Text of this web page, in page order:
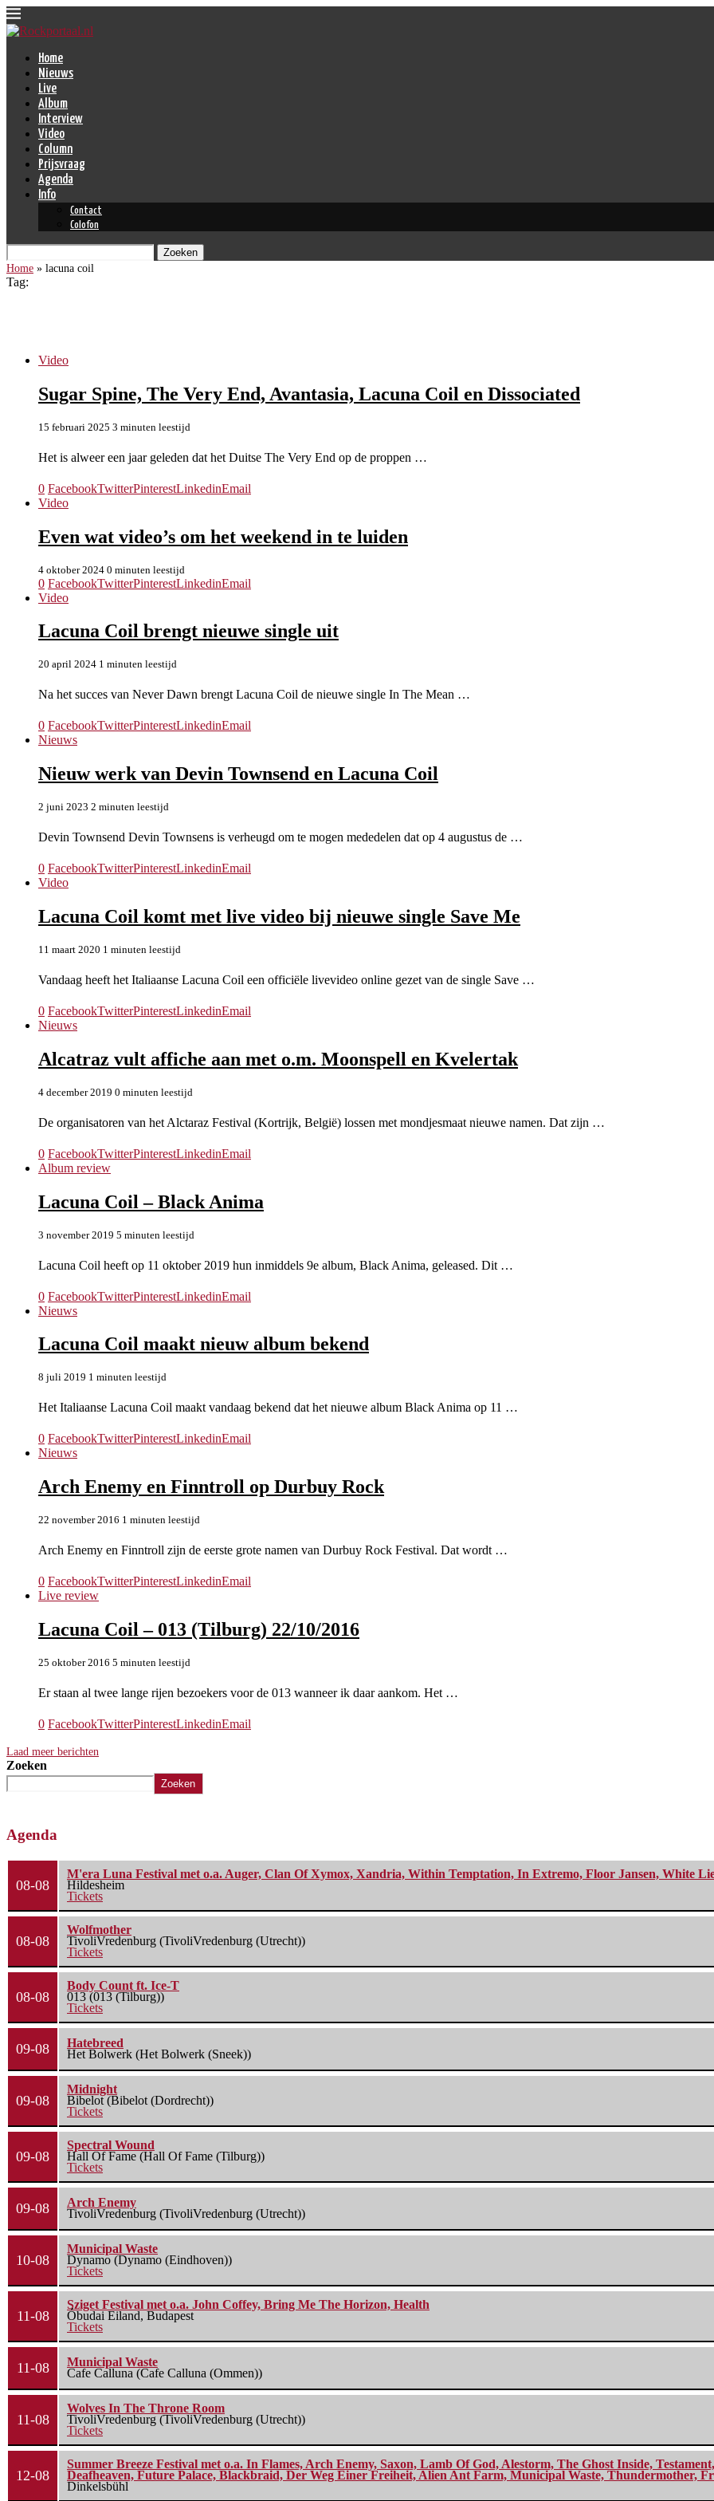
Home
Nieuws
Live
Album
Interview
Video
Column
Prijsvraag
Agenda
Info
Contact
Colofon
Zoeken
Home » lacuna coil
Tag:
Video
Sugar Spine, The Very End, Avantasia, Lacuna Coil en Dissociated
15 februari 2025 3 minuten leestijd
Het is alweer een jaar geleden dat het Duitse The Very End op de proppen …
0 FacebookTwitterPinterestLinkedinEmail
Video
Even wat video’s om het weekend in te luiden
4 oktober 2024 0 minuten leestijd
0 FacebookTwitterPinterestLinkedinEmail
Video
Lacuna Coil brengt nieuwe single uit
20 april 2024 1 minuten leestijd
Na het succes van Never Dawn brengt Lacuna Coil de nieuwe single In The Mean …
0 FacebookTwitterPinterestLinkedinEmail
Nieuws
Nieuw werk van Devin Townsend en Lacuna Coil
2 juni 2023 2 minuten leestijd
Devin Townsend Devin Townsens is verheugd om te mogen mededelen dat op 4 augustus de …
0 FacebookTwitterPinterestLinkedinEmail
Video
Lacuna Coil komt met live video bij nieuwe single Save Me
11 maart 2020 1 minuten leestijd
Vandaag heeft het Italiaanse Lacuna Coil een officiële livevideo online gezet van de single Save …
0 FacebookTwitterPinterestLinkedinEmail
Nieuws
Alcatraz vult affiche aan met o.m. Moonspell en Kvelertak
4 december 2019 0 minuten leestijd
De organisatoren van het Alctaraz Festival (Kortrijk, België) lossen met mondjesmaat nieuwe namen. Dat zijn …
0 FacebookTwitterPinterestLinkedinEmail
Album review
Lacuna Coil – Black Anima
3 november 2019 5 minuten leestijd
Lacuna Coil heeft op 11 oktober 2019 hun inmiddels 9e album, Black Anima, geleased. Dit …
0 FacebookTwitterPinterestLinkedinEmail
Nieuws
Lacuna Coil maakt nieuw album bekend
8 juli 2019 1 minuten leestijd
Het Italiaanse Lacuna Coil maakt vandaag bekend dat het nieuwe album Black Anima op 11 …
0 FacebookTwitterPinterestLinkedinEmail
Nieuws
Arch Enemy en Finntroll op Durbuy Rock
22 november 2016 1 minuten leestijd
Arch Enemy en Finntroll zijn de eerste grote namen van Durbuy Rock Festival. Dat wordt …
0 FacebookTwitterPinterestLinkedinEmail
Live review
Lacuna Coil – 013 (Tilburg) 22/10/2016
25 oktober 2016 5 minuten leestijd
Er staan al twee lange rijen bezoekers voor de 013 wanneer ik daar aankom. Het …
0 FacebookTwitterPinterestLinkedinEmail
Laad meer berichten
Zoeken
Zoeken
Agenda
08-08
M'era Luna Festival met o.a. Auger, Clan Of Xymox, Xandria, Within Temptation, In Extremo, Floor Jansen, White
Hildesheim
Tickets
08-08
Wolfmother
TivoliVredenburg (TivoliVredenburg (Utrecht))
Tickets
08-08
Body Count ft. Ice-T
013 (013 (Tilburg))
Tickets
09-08
Hatebreed
Het Bolwerk (Het Bolwerk (Sneek))
09-08
Midnight
Bibelot (Bibelot (Dordrecht))
Tickets
09-08
Spectral Wound
Hall Of Fame (Hall Of Fame (Tilburg))
Tickets
09-08
Arch Enemy
TivoliVredenburg (TivoliVredenburg (Utrecht))
10-08
Municipal Waste
Dynamo (Dynamo (Eindhoven))
Tickets
11-08
Sziget Festival met o.a. John Coffey, Bring Me The Horizon, Health
Óbudai Eiland, Budapest
Tickets
11-08
Municipal Waste
Cafe Calluna (Cafe Calluna (Ommen))
11-08
Wolves In The Throne Room
TivoliVredenburg (TivoliVredenburg (Utrecht))
Tickets
12-08
Summer Breeze Festival met o.a. In Flames, Arch Enemy, Saxon, Lamb Of God, Alestorm, The Ghost Inside,
Deafheaven, Future Palace, Blackbraid, Der Weg Einer Freiheit, Alien Ant Farm, Municipal Waste, Thundermother,
Dinkelsbühl